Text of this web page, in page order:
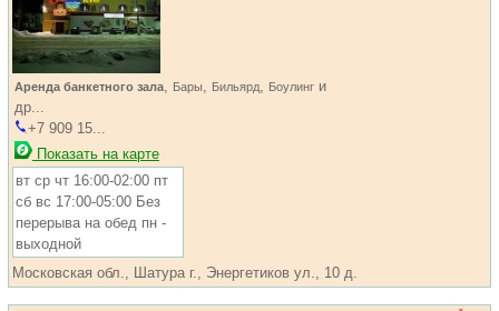
Аренда банкетного зала, Бары, Бильярд, Боулинг и
др...
+7 909 15...
Показать на карте
вт ср чт 16:00-02:00 пт
сб вс 17:00-05:00 Без
перерыва на обед пн -
выходной
Московская обл., Шатура г., Энергетиков ул., 10 д.